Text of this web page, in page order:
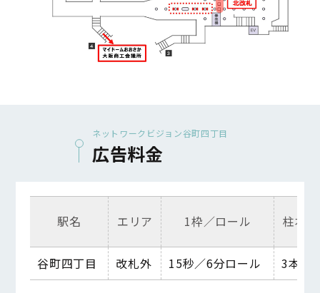
ネットワークビジョン谷町四丁目
広告料金
駅名 エリア 1枠／ロール 柱本数
谷町四丁目 改札外 15秒／6分ロール 3本